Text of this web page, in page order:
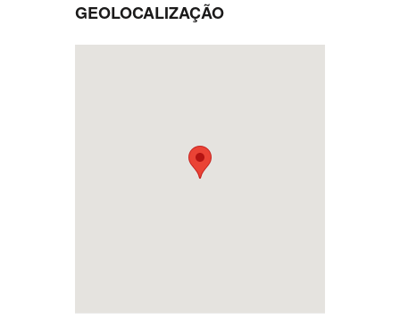
GEOLOCALIZAÇÃO